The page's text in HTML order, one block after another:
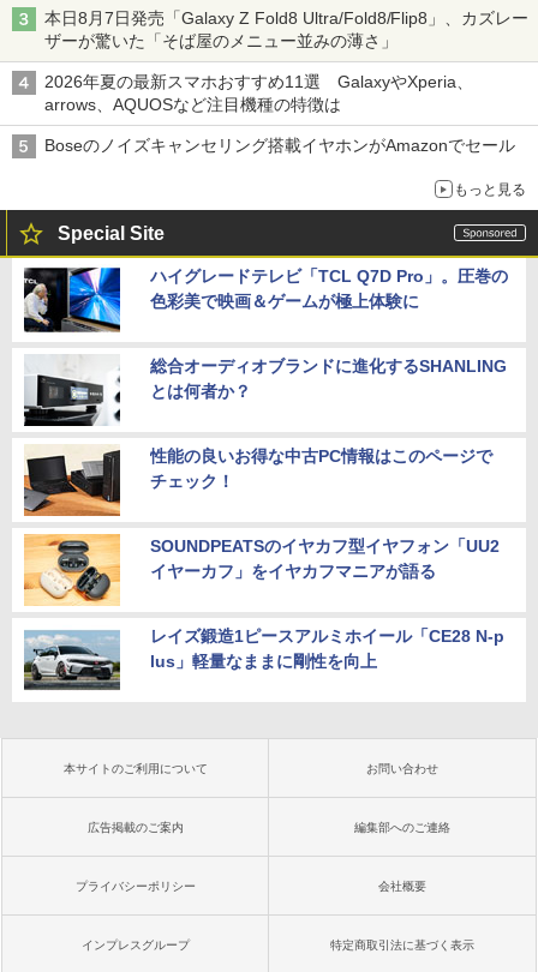
本日8月7日発売「Galaxy Z Fold8 Ultra/Fold8/Flip8」、カズレー
ザーが驚いた「そば屋のメニュー並みの薄さ」
2026年夏の最新スマホおすすめ11選 GalaxyやXperia、
arrows、AQUOSなど注目機種の特徴は
Boseのノイズキャンセリング搭載イヤホンがAmazonでセール
もっと見る
Special Site
ハイグレードテレビ「TCL Q7D Pro」。圧巻の
色彩美で映画＆ゲームが極上体験に
総合オーディオブランドに進化するSHANLING
とは何者か？
性能の良いお得な中古PC情報はこのページで
チェック！
SOUNDPEATSのイヤカフ型イヤフォン「UU2
イヤーカフ」をイヤカフマニアが語る
レイズ鍛造1ピースアルミホイール「CE28 N-p
lus」軽量なままに剛性を向上
本サイトのご利用について お問い合わせ
広告掲載のご案内 編集部へのご連絡
プライバシーポリシー 会社概要
インプレスグループ 特定商取引法に基づく表示